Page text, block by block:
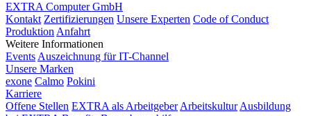
EXTRA Computer GmbH
Kontakt Zertifizierungen Unsere Experten Code of Conduct
Produktion Anfahrt
Weitere Informationen
Events Auszeichnung für IT-Channel
Unsere Marken
exone Calmo Pokini
Karriere
Offene Stellen EXTRA als Arbeitgeber Arbeitskultur Ausbildung